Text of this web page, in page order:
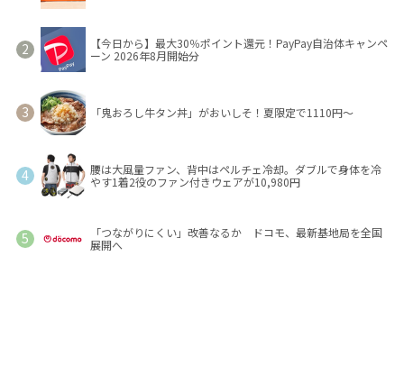
【今日から】最大30％ポイント還元！PayPay自治体キャンペ
ーン 2026年8月開始分
「鬼おろし牛タン丼」がおいしそ！夏限定で1110円～
腰は大風量ファン、背中はペルチェ冷却。ダブルで身体を冷
やす1着2役のファン付きウェアが10,980円
「つながりにくい」改善なるか ドコモ、最新基地局を全国
展開へ